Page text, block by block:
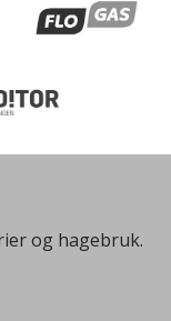
og hagebruk.